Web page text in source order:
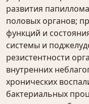
развития
половых органов;
функций и
системы и
резистентности
внутренних
хронических
бактериальных